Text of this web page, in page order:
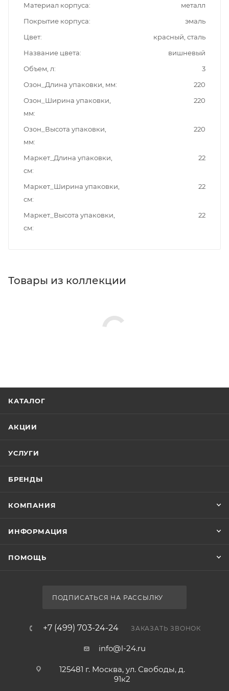
Материал корпуса
металл
Покрытие корпуса
эмаль
Цвет
красный, сталь
Название цвета
вишневый
Объем, л
3
Озон_Длина упаковки, мм
220
Озон_Ширина упаковки,
мм
220
Озон_Высота упаковки,
мм
220
Маркет_Длина упаковки,
см
22
Маркет_Ширина упаковки,
см
22
Маркет_Высота упаковки,
см
22
Товары из коллекции
КАТАЛОГ
АКЦИИ
УСЛУГИ
БРЕНДЫ
КОМПАНИЯ
ИНФОРМАЦИЯ
ПОМОЩЬ
ПОДПИСАТЬСЯ НА РАССЫЛКУ
+7 (499) 703-24-24 ЗАКАЗАТЬ ЗВОНОК
info@l-24.ru
125481 г. Москва, ул. Свободы, д.
91к2